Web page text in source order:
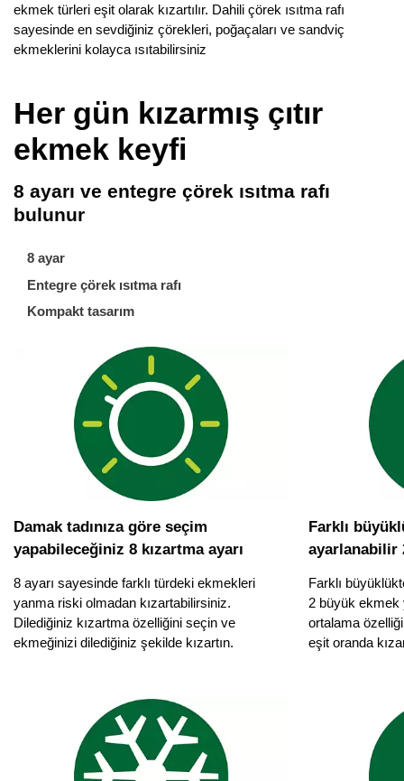
ekmek türleri eşit olarak kızartılır. Dahili çörek ısıtma rafı
sayesinde en sevdiğiniz çörekleri, poğaçaları ve sandviç
ekmeklerini kolayca ısıtabilirsiniz
Her gün kızarmış çıtır
ekmek keyfi
8 ayarı ve entegre çörek ısıtma rafı
bulunur
8 ayar
Entegre çörek ısıtma rafı
Kompakt tasarım
Damak tadınıza göre seçim
yapabileceğiniz 8 kızartma ayarı
8 ayarı sayesinde farklı türdeki ekmekleri
yanma riski olmadan kızartabilirsiniz.
Dilediğiniz kızartma özelliğini seçin ve
ekmeğinizi dilediğiniz şekilde kızartın.
Farklı
ayarlanabilir
Farklı
2 büyük ekmek
ortalama
eşit oranda